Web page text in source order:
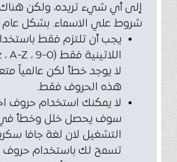
إلى أي شيء تريده، ولكن
شروط علي الاسماء. بشكل عام
يجب أن تلتزم فقط
لا يوجد خطأ لكن عالمياً
هذه الحروف فقط.
لا يمكنك استخدام حروف
سوف يحصل خلل وخطأ في
التشغيل لان لغة جافا
تسمح لك باستخدام حروف